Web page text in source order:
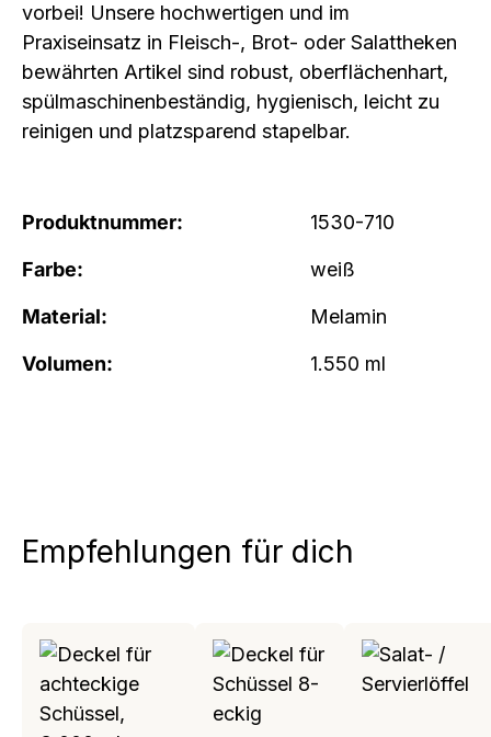
vorbei! Unsere hochwertigen und im
Praxiseinsatz in Fleisch-, Brot- oder Salattheken
bewährten Artikel sind robust, oberflächenhart,
spülmaschinenbeständig, hygienisch, leicht zu
reinigen und platzsparend stapelbar.
Produktnummer: 1530-710
Farbe: weiß
Material: Melamin
Volumen: 1.550 ml
Produktgalerie überspringen
Empfehlungen für dich